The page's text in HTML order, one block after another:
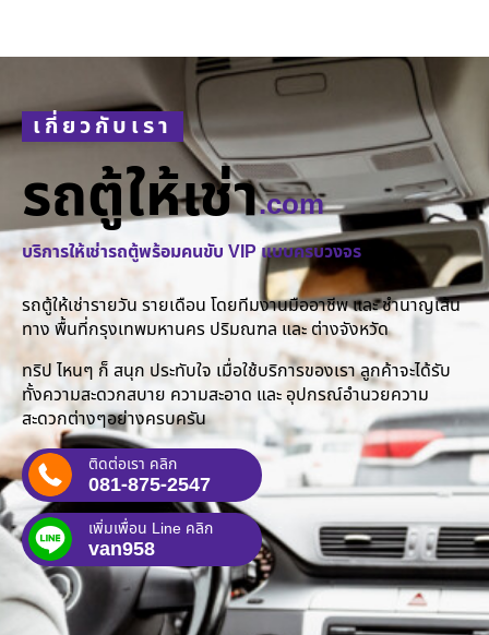
เกี่ยวกับเรา
รถตู้ให้เช่า.com
บริการให้เช่ารถตู้พร้อมคนขับ VIP แบบครบวงจร
รถตู้ให้เช่ารายวัน รายเดือน โดยทีมงานมืออาชีพ และ ชำนาญเส้น
ทาง พื้นที่กรุงเทพมหานคร ปริมณฑล และ ต่างจังหวัด
ทริป ไหนๆ ก็ สนุก ประทับใจ เมื่อใช้บริการของเรา ลูกค้าจะได้รับ
ทั้งความสะดวกสบาย ความสะอาด และ อุปกรณ์อำนวยความ
สะดวกต่างๆอย่างครบครัน
ติดต่อเรา คลิก
081-875-2547
เพิ่มเพื่อน Line คลิก
van958